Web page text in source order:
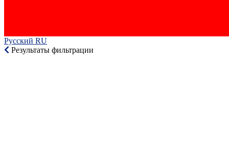
Русский RU‎
Результаты фильтрации